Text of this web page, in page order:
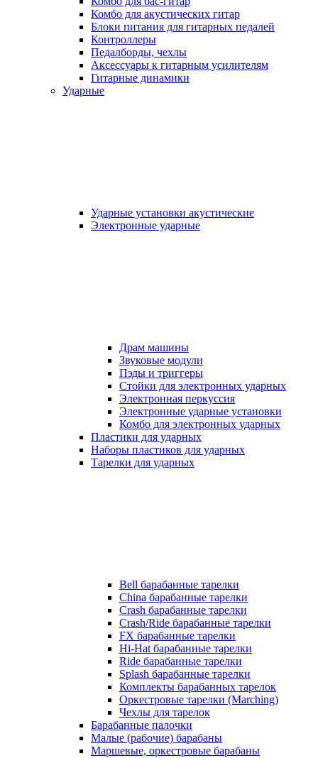
Комбо для акустических гитар
Блоки питания для гитарных педалей
Контроллеры
Педалборды, чехлы
Аксеcсуары к гитарным усилителям
Гитарные динамики
Ударные
Ударные установки акустические
Электронные ударные
Драм машины
Звуковые модули
Пэды и триггеры
Стойки для электронных ударных
Электронная перкуссия
Электронные ударные установки
Комбо для электронных ударных
Пластики для ударных
Наборы пластиков для ударных
Тарелки для ударных
Bell барабанные тарелки
China барабанные тарелки
Crash барабанные тарелки
Crash/Ride барабанные тарелки
FX барабанные тарелки
Hi-Hat барабанные тарелки
Ride барабанные тарелки
Splash барабанные тарелки
Комплекты барабанных тарелок
Оркестровые тарелки (Marching)
Чехлы для тарелок
Барабанные палочки
Малые (рабочие) барабаны
Маршевые, оркестровые барабаны